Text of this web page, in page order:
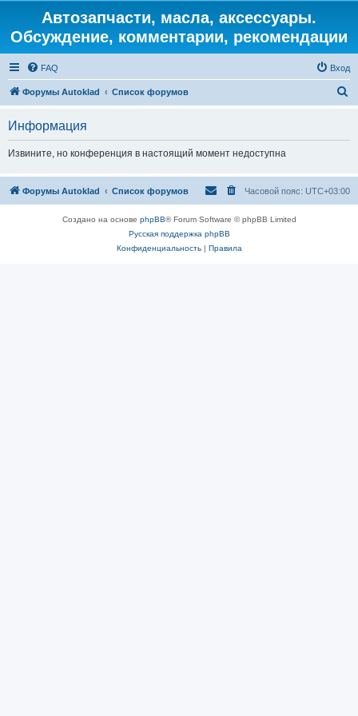
Автозапчасти, масла, аксессуары.
Обсуждение, комментарии, рекомендации
FAQ Вход
Форумы Autoklad Список форумов
Информация
Извините, но конференция в настоящий момент недоступна
Форумы Autoklad Список форумов Часовой пояс: UTC+03:00
Создано на основе phpBB® Forum Software © phpBB Limited
Русская поддержка phpBB
Конфиденциальность| Правила